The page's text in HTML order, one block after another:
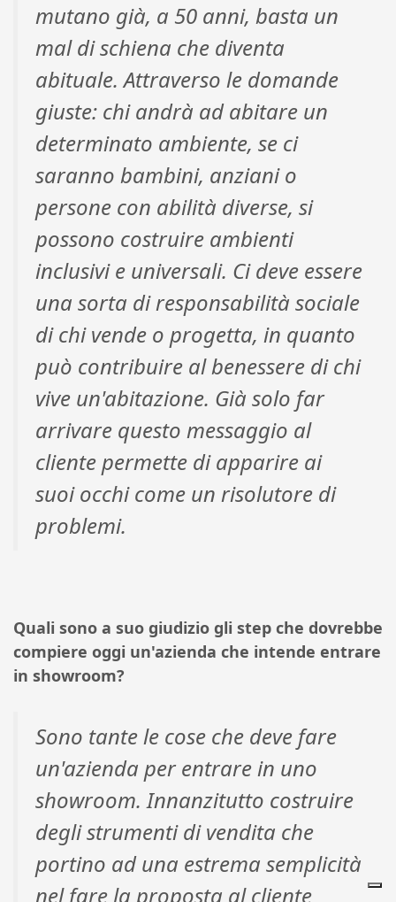
mutano già, a 50 anni, basta un
mal di schiena che diventa
abituale. Attraverso le domande
giuste: chi andrà ad abitare un
determinato ambiente, se ci
saranno bambini, anziani o
persone con abilità diverse, si
possono costruire ambienti
inclusivi e universali. Ci deve essere
una sorta di responsabilità sociale
di chi vende o progetta, in quanto
può contribuire al benessere di chi
vive un'abitazione. Già solo far
arrivare questo messaggio al
cliente permette di apparire ai
suoi occhi come un risolutore di
problemi.
Quali sono a suo giudizio gli step che dovrebbe
compiere oggi un'azienda che intende entrare
in showroom?
Sono tante le cose che deve fare
un'azienda per entrare in uno
showroom. Innanzitutto costruire
degli strumenti di vendita che
portino ad una estrema semplicità
nel fare la proposta al cliente